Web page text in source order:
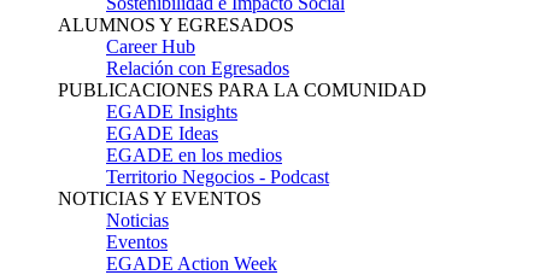
ALUMNOS Y EGRESADOS
Career Hub
Relación con Egresados
PUBLICACIONES PARA LA COMUNIDAD
EGADE Insights
EGADE Ideas
EGADE en los medios
Territorio Negocios - Podcast
NOTICIAS Y EVENTOS
Noticias
Eventos
EGADE Action Week